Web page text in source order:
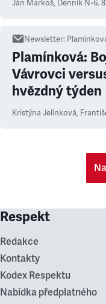
Ján Markoš, Denník N•6.
Newsletter:
Plamínková:
Vávrovci
hvězdný týden
Kristýna Jelínková,
Respekt
Redakce
Kontakty
Kodex Respektu
Nabídka předplatného